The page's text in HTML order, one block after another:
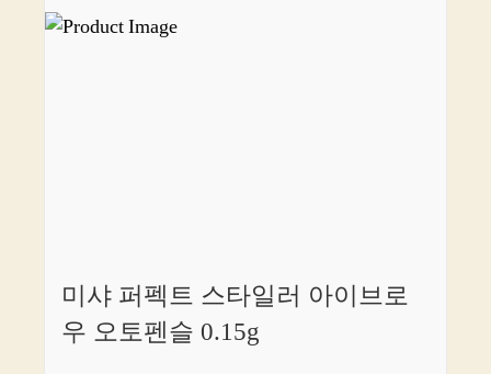
미샤 퍼펙트 스타일러 아이브로
우 오토펜슬 0.15g